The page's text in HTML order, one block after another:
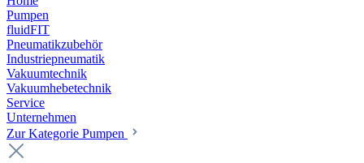
Pumpen
fluidFIT
Pneumatikzubehör
Industriepneumatik
Vakuumtechnik
Vakuumhebetechnik
Service
Unternehmen
Zur Kategorie Pumpen